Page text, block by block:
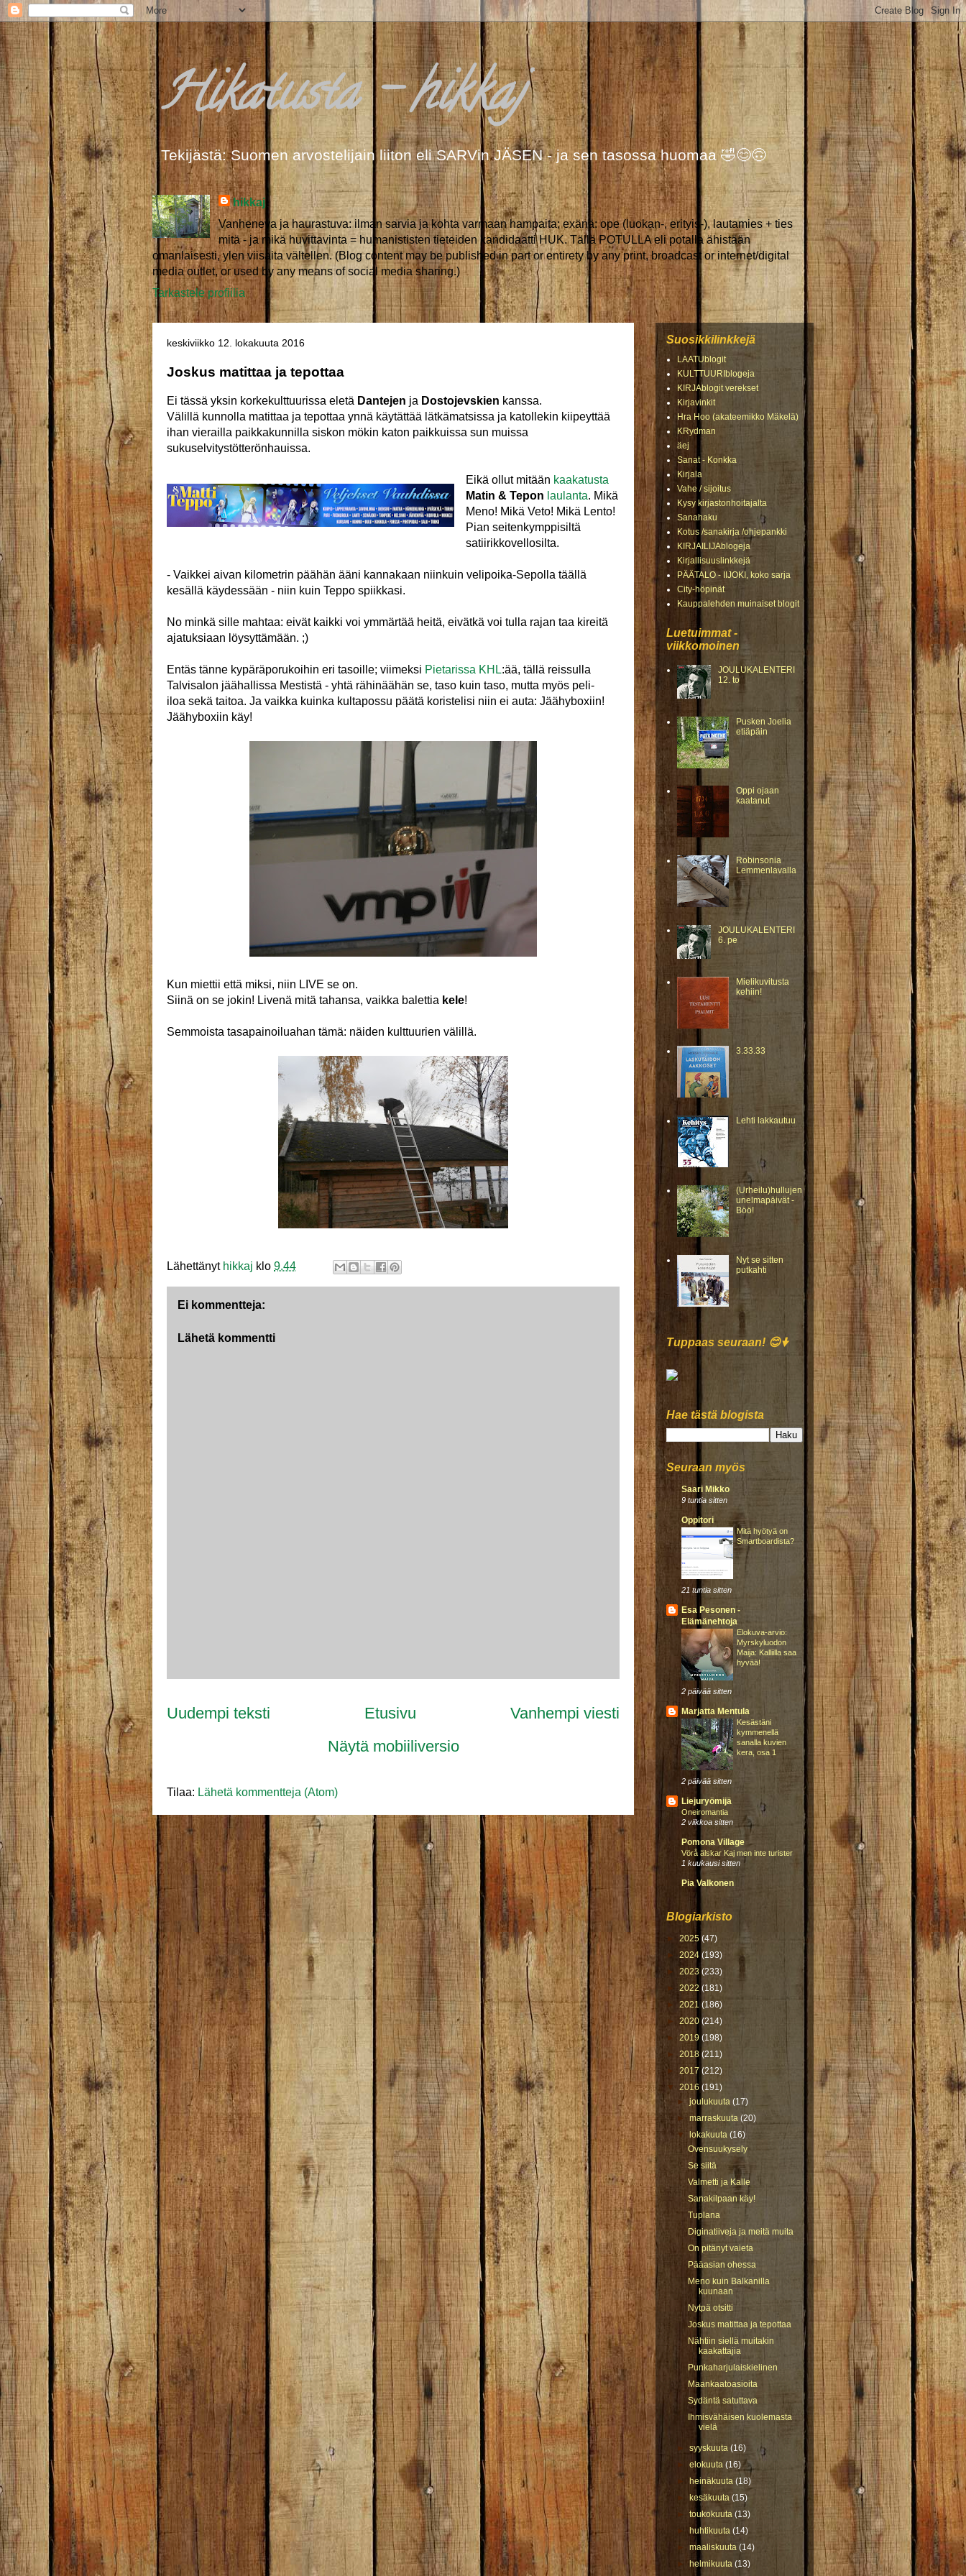
Hikatusta - hikkaj
Tekijästä: Suomen arvostelijain liiton eli SARVin JÄSEN - ja sen tasossa huomaa 🤣😊🙃
hikkaj
Vanheneva ja haurastuva: ilman sarvia ja kohta varmaan hampaita; exänä: ope (luokan-, erityis-), lautamies + ties
mitä - ja mikä huvittavinta = humanististen tieteiden kandidaatti HUK. Tällä POTULLA eli potalla ähistään
omanlaisesti, ylen viisaita vältellen. (Blog content may be published in part or entirety by any print, broadcast or internet/digital
media outlet, or used by any means of social media sharing.)
Tarkastele profiilia
keskiviikko 12. lokakuuta 2016
Joskus matittaa ja tepottaa
Ei tässä yksin korkekulttuurissa eletä Dantejen ja Dostojevskien kanssa.
Välillä kunnolla matittaa ja tepottaa ynnä käytättää lätkämatsissa ja katollekin kiipeyttää
ihan vierailla paikkakunnilla siskon mökin katon paikkuissa sun muissa
sukuselvitystötterönhauissa.
Eikä ollut mitään kaakatusta
Matin & Tepon laulanta. Mikä
Meno! Mikä Veto! Mikä Lento!
Pian seitenkymppisiltä
satiirikkovellosilta.
- Vaikkei aivan kilometrin päähän ääni kannakaan niinkuin velipoika-Sepolla täällä
kesällä käydessään - niin kuin Teppo spiikkasi.
No minkä sille mahtaa: eivät kaikki voi ymmärtää heitä, eivätkä voi tulla rajan taa kireitä
ajatuksiaan löysyttämään. ;)
Entäs tänne kypäräporukoihin eri tasoille; viimeksi Pietarissa KHL:ää, tällä reissulla
Talvisalon jäähallissa Mestistä - yhtä rähinäähän se, taso kuin taso, mutta myös peli-
iloa sekä taitoa. Ja vaikka kuinka kultapossu päätä koristelisi niin ei auta: Jäähyboxiin!
Jäähyboxiin käy!
Kun miettii että miksi, niin LIVE se on.
Siinä on se jokin! Livenä mitä tahansa, vaikka balettia kele!
Semmoista tasapainoiluahan tämä: näiden kulttuurien välillä.
Lähettänyt hikkaj klo 9.44
Ei kommentteja:
Lähetä kommentti
Uudempi teksti Vanhempi viesti
Etusivu
Näytä mobiiliversio
Tilaa: Lähetä kommentteja (Atom)
Suosikkilinkkejä
LAATUblogit
KULTTUURIblogeja
KIRJAblogit verekset
Kirjavinkit
Hra Hoo (akateemikko Mäkelä)
KRydman
äej
Sanat - Konkka
Kirjala
Vahe / sijoitus
Kysy kirjastonhoitajalta
Sanahaku
Kotus /sanakirja /ohjepankki
KIRJAILIJAblogeja
Kirjallisuuslinkkejä
PÄÄTALO - IIJOKI, koko sarja
City-höpinät
Kauppalehden muinaiset blogit
Luetuimmat -
viikkomoinen
JOULUKALENTERI
12. to
Pusken Joelia
etiäpäin
Oppi ojaan
kaatanut
Robinsonia
Lemmenlavalla
JOULUKALENTERI
6. pe
Mielikuvitusta
kehiin!
3.33.33
Lehti lakkautuu
(Urheilu)hullujen
unelmapäivät -
Böö!
Nyt se sitten
putkahti
Tuppaas seuraan! 😊🠟
Hae tästä blogista
Seuraan myös
Saari Mikko
9 tuntia sitten
Oppitori
Mitä hyötyä on
Smartboardista?
21 tuntia sitten
Esa Pesonen -
Elämänehtoja
Elokuva-arvio:
Myrskyluodon
Maija: Kalliilla saa
hyvää!
2 päivää sitten
Marjatta Mentula
Kesästäni
kymmenellä
sanalla kuvien
kera, osa 1
2 päivää sitten
Liejuryömijä
Oneiromantia
2 viikkoa sitten
Pomona Village
Vörå älskar Kaj men inte turister
1 kuukausi sitten
Pia Valkonen
Blogiarkisto
2025 (47)
► 2024 (193)
► 2023 (233)
► 2022 (181)
► 2021 (186)
► 2020 (214)
► 2019 (198)
► 2018 (211)
► 2017 (212)
▼ 2016 (191)
►joulukuuta(17)
►marraskuuta(20)
▼
lokakuuta(16)
Ovensuukysely
Se siitä
Valmetti ja Kalle
Sanakilpaan käy!
Tuplana
Diginatiiveja ja meitä muita
On pitänyt vaieta
Pääasian ohessa
Meno kuin Balkanilla
kuunaan
Nytpä otsitti
Joskus matittaa ja tepottaa
Nähtiin siellä muitakin
kaakattajia
Punkaharjulaiskielinen
Maankaatoasioita
Sydäntä satuttava
Ihmisvähäisen kuolemasta
vielä
►syyskuuta(16)
►elokuuta(16)
heinäkuuta(18)
►
kesäkuuta(15)
►toukokuuta(13)
huhtikuuta(14)
►maaliskuuta(14)
►
helmikuuta(13)